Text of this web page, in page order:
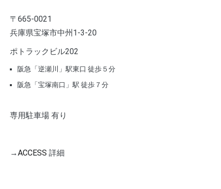
〒665-0021
兵庫県宝塚市中州1-3-20
ポトラックビル202
阪急「逆瀬川」駅東口 徒歩５分
阪急「宝塚南口」駅 徒歩７分
専用駐車場 有り
→ACCESS 詳細